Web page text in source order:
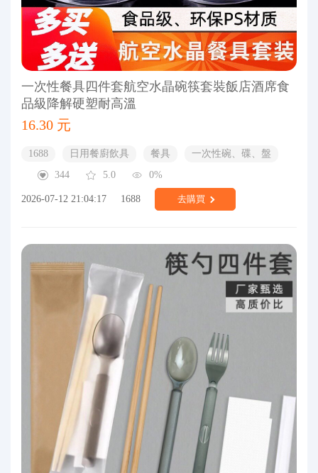
一次性餐具四件套航空水晶碗筷套裝飯店酒席食
品級降解硬塑耐高溫
16.30 元
1688 日用餐廚飲具 餐具
一次性碗、碟、盤
344
5.0 0%
2026-07-12 21:04:17 1688 去購買